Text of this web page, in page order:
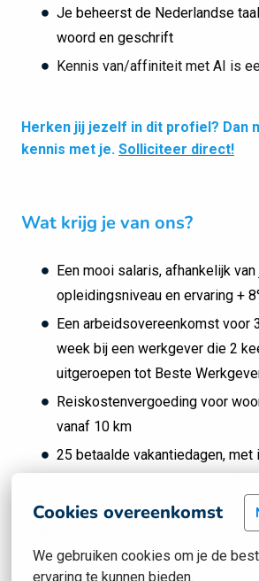
Cookies overeenkomst
We gebruiken cookies om je de
ervaring te kunnen bieden.
Je beheerst de Nederlandse
woord en geschrift
Kennis van/affiniteit met AI is
Herken jij jezelf in dit profiel? Dan
kennis met je. Solliciteer direct!
Wat krijg je van ons?
Een mooi salaris, afhankelijk van
opleidingsniveau en ervaring +
Een arbeidsovereenkomst voor
week bij een werkgever die 2
uitgeroepen tot Beste
Reiskostenvergoeding voor
vanaf 10 km
25 betaalde vakantiedagen, met
vakantiedagen (o.b.v. fulltime)
Mogelijkheid tot 25 extra
vakantiedagen (o.b.v. fulltime)